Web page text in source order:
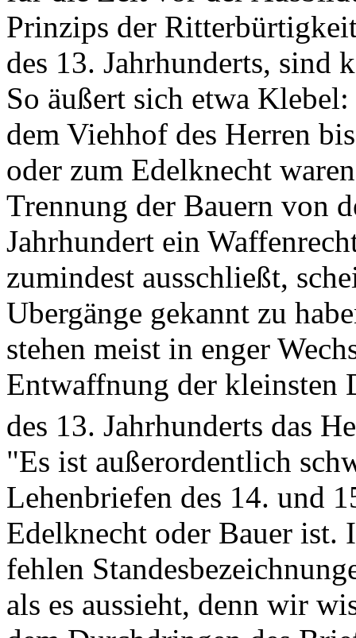
Prinzips der
des 13. Jahrhunderts, sind
So äußert sich etwa
dem Viehhof des Herren
oder zum Edelknecht
Trennung der Bauern von
Jahrhundert ein
zumindest ausschließt,
Ubergänge gekannt zu
stehen meist in enger
Entwaffnung der kleinsten
des 13. Jahrhunderts das
"Es ist außerordentlich
Lehenbriefen des 14. und
Edelknecht oder Bauer ist.
fehlen
als es aussieht, denn wir